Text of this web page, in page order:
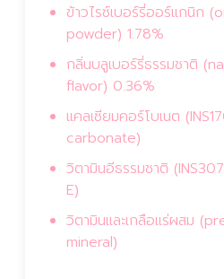
ข้าวไรซ์เบอร์รี่ออร์แกนิก
powder) 1.78%
กลิ่นบลูเบอร์รี่ธรรมชาติ
flavor) 0.36%
แคลเซียมคอร์โบเนต
carbonate)
วิตามินอีธรรมชาติ
E)
วิตามินและเกลือแร่ผสม
mineral)